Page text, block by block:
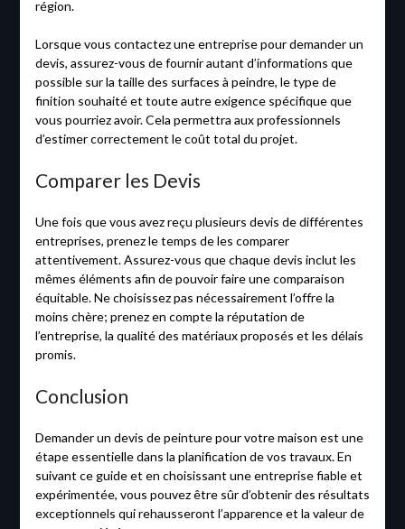
région.
Lorsque vous contactez une entreprise pour demander un
devis, assurez-vous de fournir autant d’informations que
possible sur la taille des surfaces à peindre, le type de
finition souhaité et toute autre exigence spécifique que
vous pourriez avoir. Cela permettra aux professionnels
d’estimer correctement le coût total du projet.
Comparer les Devis
Une fois que vous avez reçu plusieurs devis de différentes
entreprises, prenez le temps de les comparer
attentivement. Assurez-vous que chaque devis inclut les
mêmes éléments afin de pouvoir faire une comparaison
équitable. Ne choisissez pas nécessairement l’offre la
moins chère; prenez en compte la réputation de
l’entreprise, la qualité des matériaux proposés et les délais
promis.
Conclusion
Demander un devis de peinture pour votre maison est une
étape essentielle dans la planification de vos travaux. En
suivant ce guide et en choisissant une entreprise fiable et
expérimentée, vous pouvez être sûr d’obtenir des résultats
exceptionnels qui rehausseront l’apparence et la valeur de